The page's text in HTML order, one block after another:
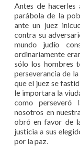
Antes de hacerles
parábola de la
ante un juez
contra su
mundo judío
ordinariamente
sólo los hombres
perseverancia de
que el juez se
le importara la
como perseveró
nosotros en
obró en favor de
justicia a sus
por la paz.